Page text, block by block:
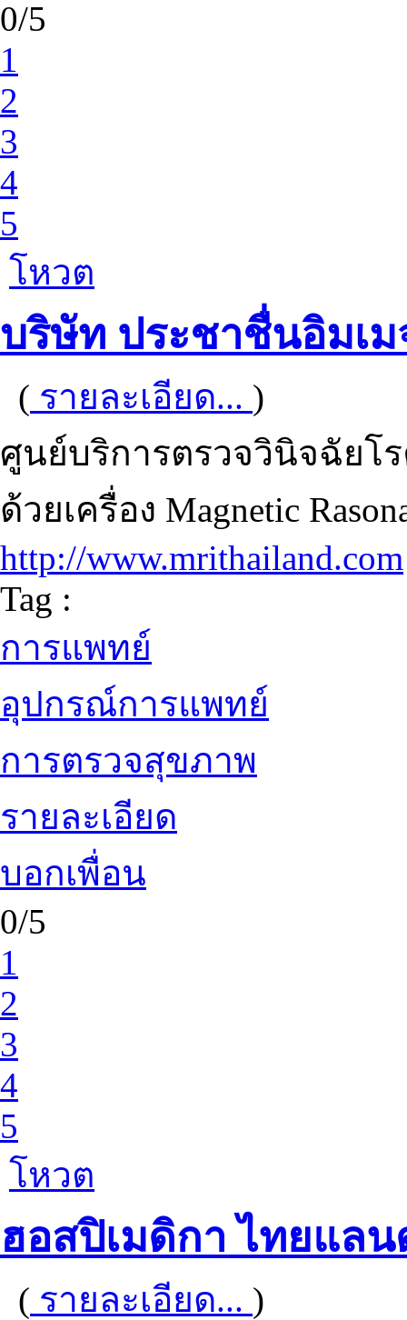
0/5
1
2
3
4
5
โหวต
บริษัท ประชาชื่นอิมเม
( รายละเอียด... )
ศูนย์บริการตรวจวินิจฉัยโ
ด้วยเครื่อง Magnetic
http://www.mrithailand.com
Tag :
การแพทย์
อุปกรณ์การแพทย์
การตรวจสุขภาพ
รายละเอียด
บอกเพื่อน
0/5
1
2
3
4
5
โหวต
ฮอสปิเมดิกา ไทยแล
( รายละเอียด... )